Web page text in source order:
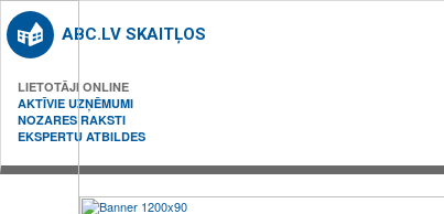
ABC.LV SKAITĻOS
LIETOTĀJI ONLINE
AKTĪVIE UZŅĒMUMI
NOZARES RAKSTI
EKSPERTU ATBILDES